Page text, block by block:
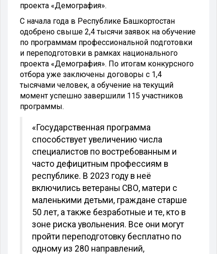
проекта «Демография».
С начала года в Республике Башкортостан
одобрено свыше 2,4 тысячи заявок на обучение
по программам профессиональной подготовки
и переподготовки в рамках национального
проекта «Демография». По итогам конкурсного
отбора уже заключены договоры с 1,4
тысячами человек, а обучение на текущий
момент успешно завершили 115 участников
программы.
«Государственная программа
способствует увеличению числа
специалистов по востребованным и
часто дефицитным профессиям в
республике. В 2023 году в неё
включились ветераны СВО, матери с
маленькими детьми, граждане старше
50 лет, а также безработные и те, кто в
зоне риска увольнения. Все они могут
пройти переподготовку бесплатно по
одному из 280 направлений,